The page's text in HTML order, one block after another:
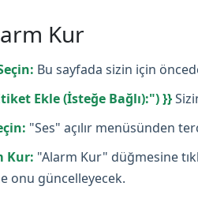
Kur
Bu sayfada sizin için
Ekle (İsteğe Bağlı):") }}
"Ses" açılır menüsünden
Kur: "Alarm Kur" düğmesine
onu güncelleyecek.